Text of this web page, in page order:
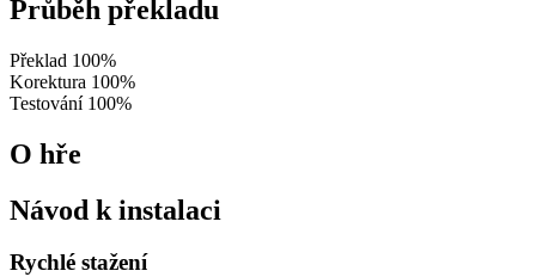
Průběh překladu
Překlad 100%
Korektura 100%
Testování 100%
O hře
Návod k instalaci
Rychlé stažení